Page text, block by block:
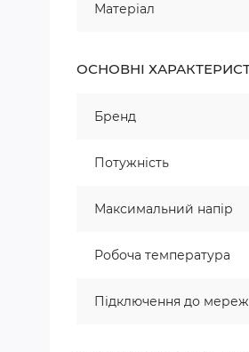
Матеріал
ОСНОВНІ
Бренд
Потужність
Максимальний напір
Робоча температура
Підключення до